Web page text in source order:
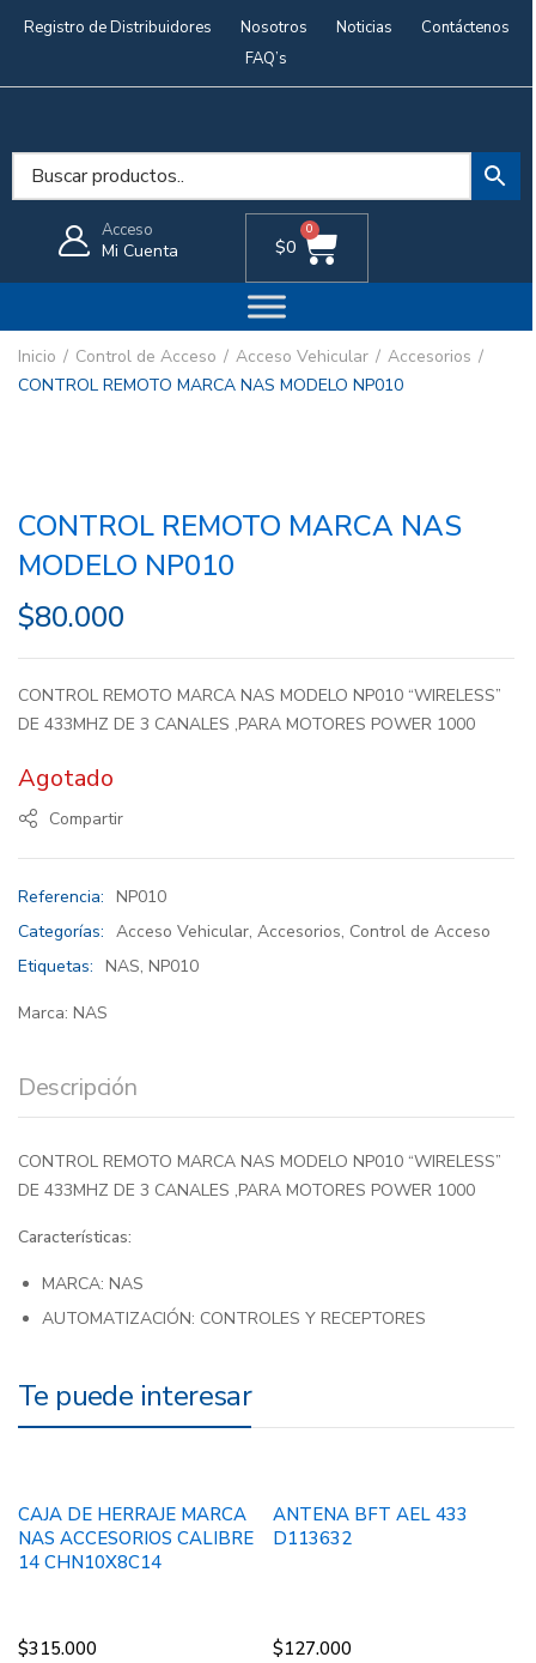
Registro de Distribuidores Nosotros Noticias
Contáctenos
FAQ’s
Acceso
Mi Cuenta $0
0
Inicio Control de Acceso Acceso Vehicular
Accesorios
CONTROL REMOTO MARCA NAS MODELO NP010
CONTROL REMOTO MARCA NAS
MODELO NP010
$80.000
CONTROL REMOTO MARCA NAS MODELO NP010 “WIRELESS”
DE 433MHZ DE 3 CANALES ,PARA MOTORES POWER 1000
Agotado
Compartir
Referencia: NP010
Categorías: Acceso Vehicular, Accesorios, Control de Acceso
Etiquetas: NAS, NP010
Marca: NAS
Descripción
CONTROL REMOTO MARCA NAS MODELO NP010 “WIRELESS”
DE 433MHZ DE 3 CANALES ,PARA MOTORES POWER 1000
Características:
MARCA: NAS
AUTOMATIZACIÓN: CONTROLES Y RECEPTORES
Te puede interesar
CAJA DE HERRAJE MARCA
NAS ACCESORIOS CALIBRE
14 CHN10X8C14
$315.000
ANTENA BFT AEL 433
D113632
$127.000